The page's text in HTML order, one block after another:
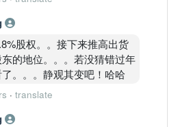
股权。。接下来推高出货
的地位。。。若没猜错过年
。。。静观其变吧！哈哈
· translate